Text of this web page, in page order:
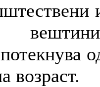
возраст.